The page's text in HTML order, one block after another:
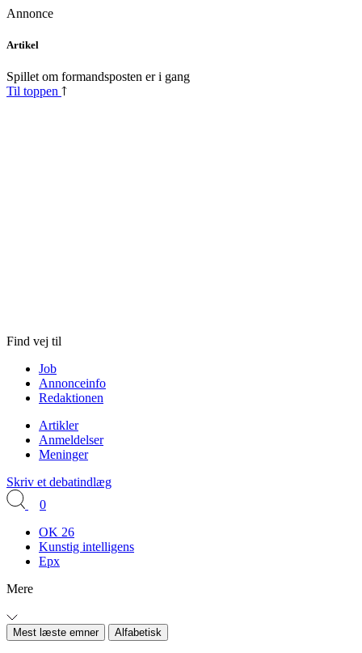
Annonce
Skip
content
Artikel
Spillet om formandsposten er i gang
Til toppen
Find vej til
Job
Annonceinfo
Redaktionen
Artikler
Anmeldelser
Meninger
Skriv et debatindlæg
0
OK 26
Kunstig intelligens
Epx
Mere
Mest læste emner Alfabetisk